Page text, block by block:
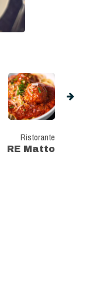
Ristorante
RE Matto